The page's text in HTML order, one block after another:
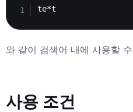
와 같이 검색어 내에 사용할
사용 조건